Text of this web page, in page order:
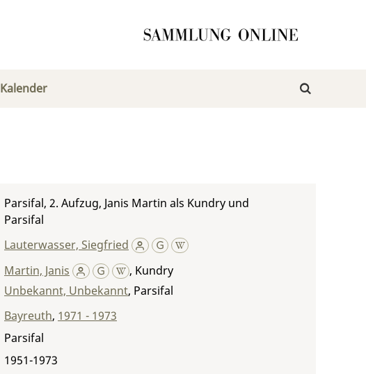
Kalender
Parsifal, 2. Aufzug, Janis Martin als Kundry und
Parsifal
Lauterwasser, Siegfried
Martin, Janis , Kundry
Unbekannt, Unbekannt, Parsifal
Bayreuth, 1971 - 1973
Parsifal
1951-1973